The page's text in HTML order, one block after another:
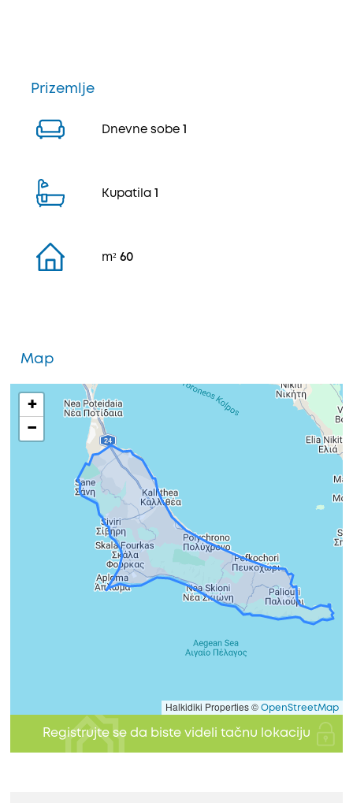
Prizemlje
Dnevne sobe 1
Kupatila 1
m² 60
Map
+
−
Halkidiki Properties © OpenStreetMap
Registrujte se da biste videli tačnu lokaciju